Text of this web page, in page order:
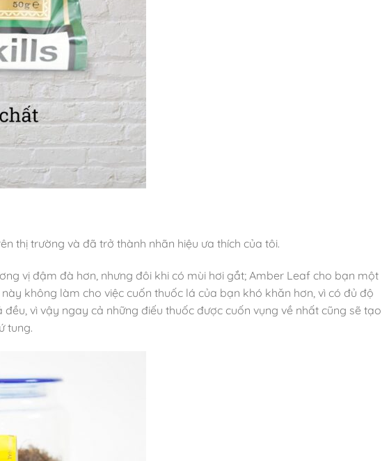
thị trường và đã trở thành nhãn hiệu ưa thích của tôi.
vị đậm đà hơn, nhưng đôi khi có mùi hơi gắt; Amber Leaf cho bạn một
không làm cho việc cuốn thuốc lá của bạn khó khăn hơn, vì có đủ độ
vì vậy ngay cả những điếu thuốc được cuốn vụng về nhất cũng sẽ tạo
tung.